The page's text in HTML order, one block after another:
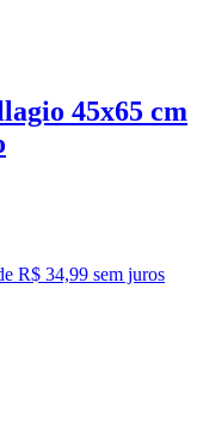
45x65 cm
R$ 34,99 sem juros